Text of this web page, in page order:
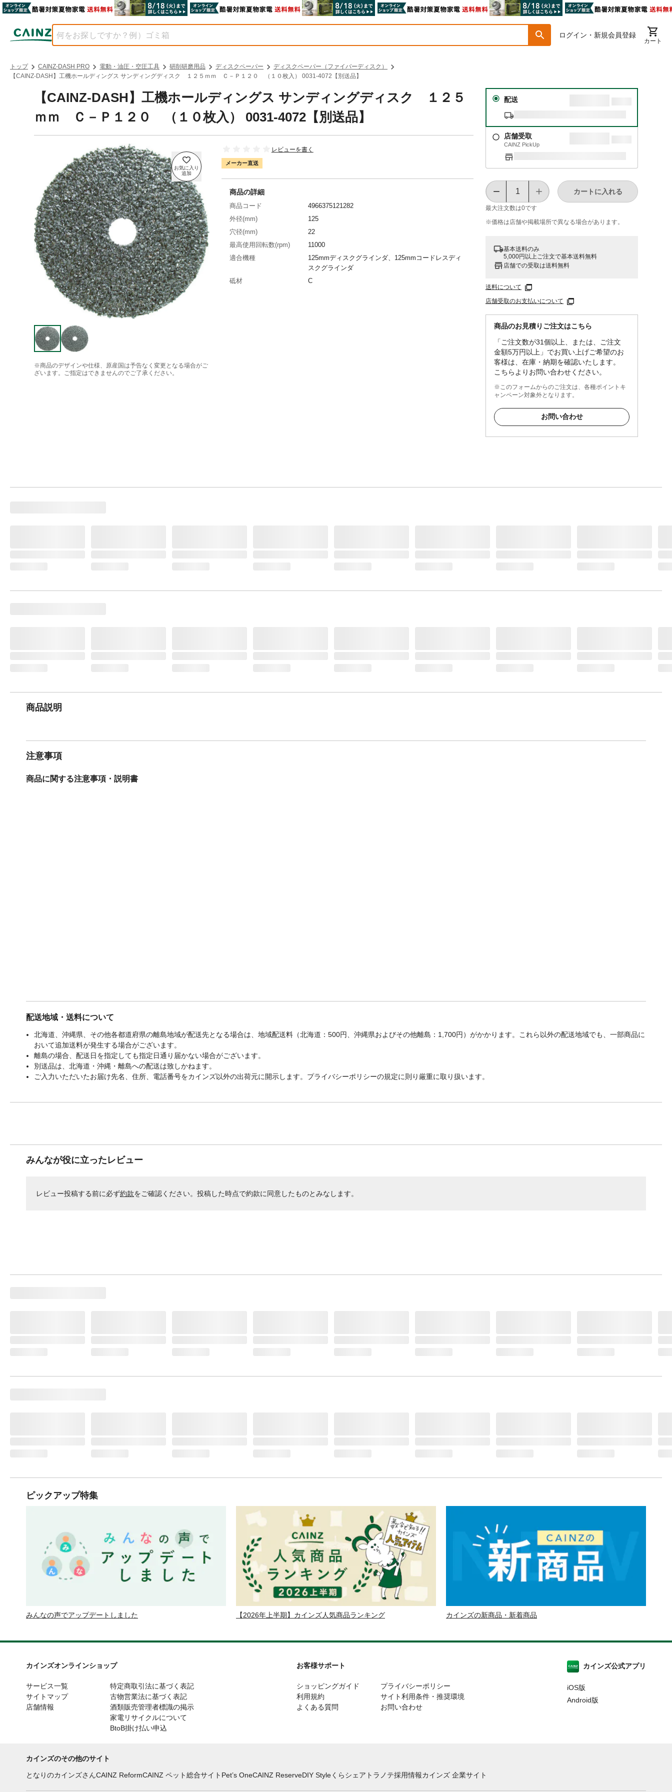
ログイン・新規会員登録
カート
トップ CAINZ-DASH PRO 電動・油圧・空圧工具 研削研磨用品 ディスクペーパー
ディスクペーパー（ファイバーディスク）
【CAINZ-DASH】工機ホールディングス サンディングディスク １２５ｍｍ Ｃ－Ｐ１２０ （１０枚入） 0031-4072【別送品】
【CAINZ-DASH】工機ホールディングス サンディングディスク １２５
ｍｍ Ｃ－Ｐ１２０ （１０枚入） 0031-4072【別送品】
※商品のデザインや仕様、原産国は予告なく変更となる場合がご
ざいます。ご指定はできませんのでご了承ください。
レビューを書く
メーカー直送
配送
店舗受取
CAINZ PickUp
最大注文数は0です
カートに入れる
※価格は​店舗や​掲載場所で​異なる​場合が​あります。
基本送料のみ
5,000円以上ご注文で基本送料無料
店舗での受取は送料無料
送料について
店舗受取のお支払いについて
商品のお見積りご注文はこちら
「ご注文数が31個以上、または、ご注文
金額5万円以上」でお買い上げご希望のお
客様は、在庫・納期を確認いたします。
こちらよりお問い合わせください。
※このフォームからのご注文は、各種ポイントキ
ャンペーン対象外となります。
お問い合わせ
商品の詳細
商品コード
4966375121282
外径(mm)
125
穴径(mm)
22
最高使用回転数(rpm)
11000
適合機種
125mmディスクグラインダ、125mmコードレスディ
スクグラインダ
砥材
C
商品説明
注意事項
商品に関する注意事項・説明書
配送地域・送料について
北海道、沖縄県、その他各都道府県の離島地域が配送先となる場合は、地域配送料（北海道：500円、沖縄県およびその他離島：1,700円）がかかります。これら以外の配送地域でも、一部商品に
おいて追加送料が発生する場合がございます。
離島の場合、配送日を指定しても指定日通り届かない場合がございます。
別送品は、北海道・沖縄・離島への配送は致しかねます。
ご入力いただいたお届け先名、住所、電話番号をカインズ以外の出荷元に開示します。プライバシーポリシーの規定に則り厳重に取り扱います。
みんなが役に立ったレビュー
レビュー投稿する前に必ず約款をご確認ください。投稿した時点で約款に同意したものとみなします。
ピックアップ特集
みんなの声でアップデートしました 【2026年上半期】カインズ人気商品ランキング カインズの新商品・新着商品
カインズオンラインショップ
サービス一覧
サイトマップ
店舗情報
特定商取引法に基づく表記
古物営業法に基づく表記
酒類販売管理者標識の掲示
家電リサイクルについて
BtoB掛け払い申込
お客様サポート
ショッピングガイド
利用規約
よくある質問
プライバシーポリシー
サイト利用条件・推奨環境
お問い合わせ
カインズ公式アプリ
iOS版
Android版
カインズのその他のサイト
となりのカインズさんCAINZ ReformCAINZ ペット総合サイト Pet’s OneCAINZ ReserveDIY Styleくらシェア トラノテ採用情報カインズ 企業サイト